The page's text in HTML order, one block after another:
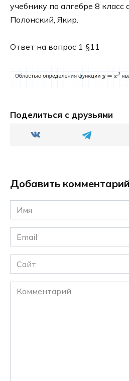
учебнику по алгебре 8 класс
Полонский, Якир.
Ответ на вопрос 1 §11
Поделиться с друзьями
Добавить комментарий
Имя
*
Email
*
Сайт
Комментарий